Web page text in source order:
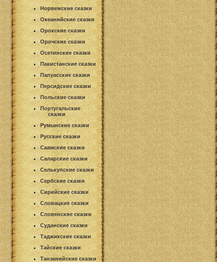
Норвежские сказки
Океанийские сказки
Орокские сказки
Орочские сказки
Осетинские сказки
Пакистанские сказки
Папуасские сказки
Персидские сказки
Польские сказки
Португальские
сказки
Румынские сказки
Русские сказки
Саамские сказки
Саларские сказки
Селькупские сказки
Сербские сказки
Сирийские сказки
Словацкие сказки
Словенские сказки
Суданские сказки
Таджикские сказки
Тайские сказки
Танзанийские сказки